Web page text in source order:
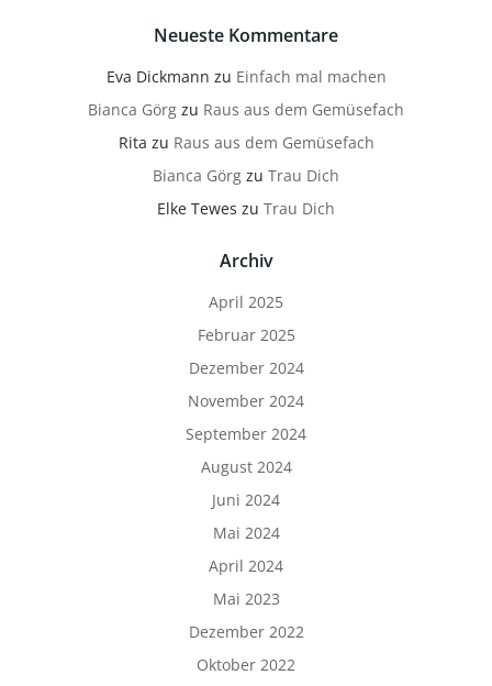
Neueste Kommentare
Eva Dickmann zu Einfach mal machen
Bianca Görg zu Raus aus dem Gemüsefach
Rita zu Raus aus dem Gemüsefach
Bianca Görg zu Trau Dich
Elke Tewes zu Trau Dich
Archiv
April 2025
Februar 2025
Dezember 2024
November 2024
September 2024
August 2024
Juni 2024
Mai 2024
April 2024
Mai 2023
Dezember 2022
Oktober 2022